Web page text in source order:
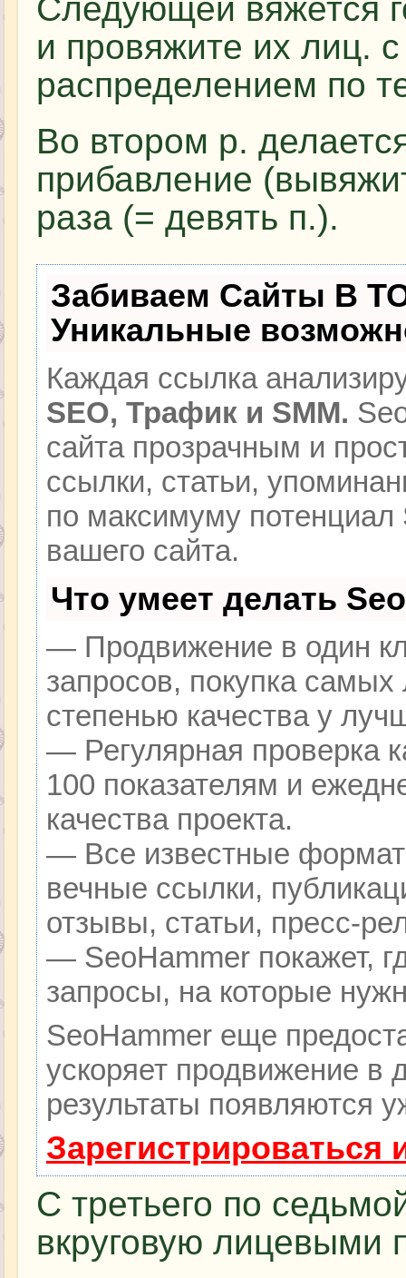
Следующей вяжется
и провяжите их лиц.
распределением по
Во втором р.
прибавление
раза (= девять п.).
Забиваем Сайты В
Уникальные
Каждая ссылка
SEO, Трафик и SMM.
сайта прозрачным и
ссылки, статьи,
по максимуму
вашего сайта.
Что умеет делать
— Продвижение в один
запросов, покупка
степенью качества у
— Регулярная проверка
100 показателям и
качества проекта.
— Все известные
вечные ссылки,
отзывы, статьи, пресс-
— SeoHammer покажет,
запросы, на которые
SeoHammer еще
ускоряет продвижение в
результаты появляются
С третьего по
вкруговую лицевыми